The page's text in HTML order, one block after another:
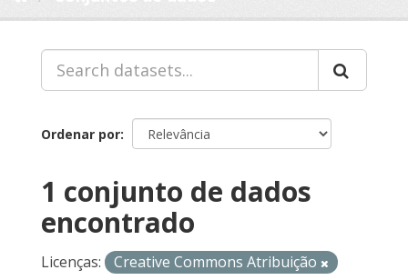
Ordenar por
1 conjunto de dados
encontrado
Licenças:
Creative Commons Atribuição